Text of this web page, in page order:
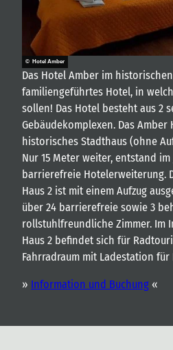
© Hotel Amber
Das Hotel Amber im
familiengeführtes Hotel, in
sollen! Das Hotel besteht aus 2
Gebäudekomplexen. Das Amber
historisches Stadthaus (ohne
Nur 15 Meter weiter, entstand im
barrierefreie Hotelerweiterung.
Haus 2 ist mit einem Aufzug
über 24 barrierefreie sowie 3
rollstuhlfreundliche Zimmer. Im
Haus 2 befindet sich für
Fahrradraum mit Ladestation
» Information und Buchung «